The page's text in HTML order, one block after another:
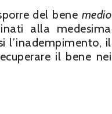
del bene medio
alla medesima
l’inadempimento, il
il bene nei